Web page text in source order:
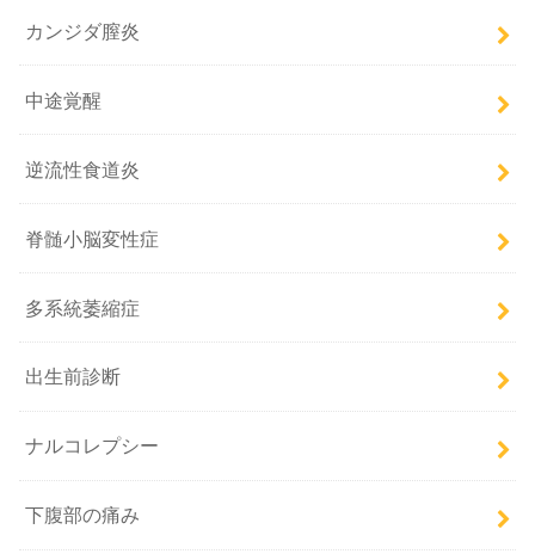
カンジダ膣炎
中途覚醒
逆流性食道炎
脊髄小脳変性症
多系統萎縮症
出生前診断
ナルコレプシー
下腹部の痛み